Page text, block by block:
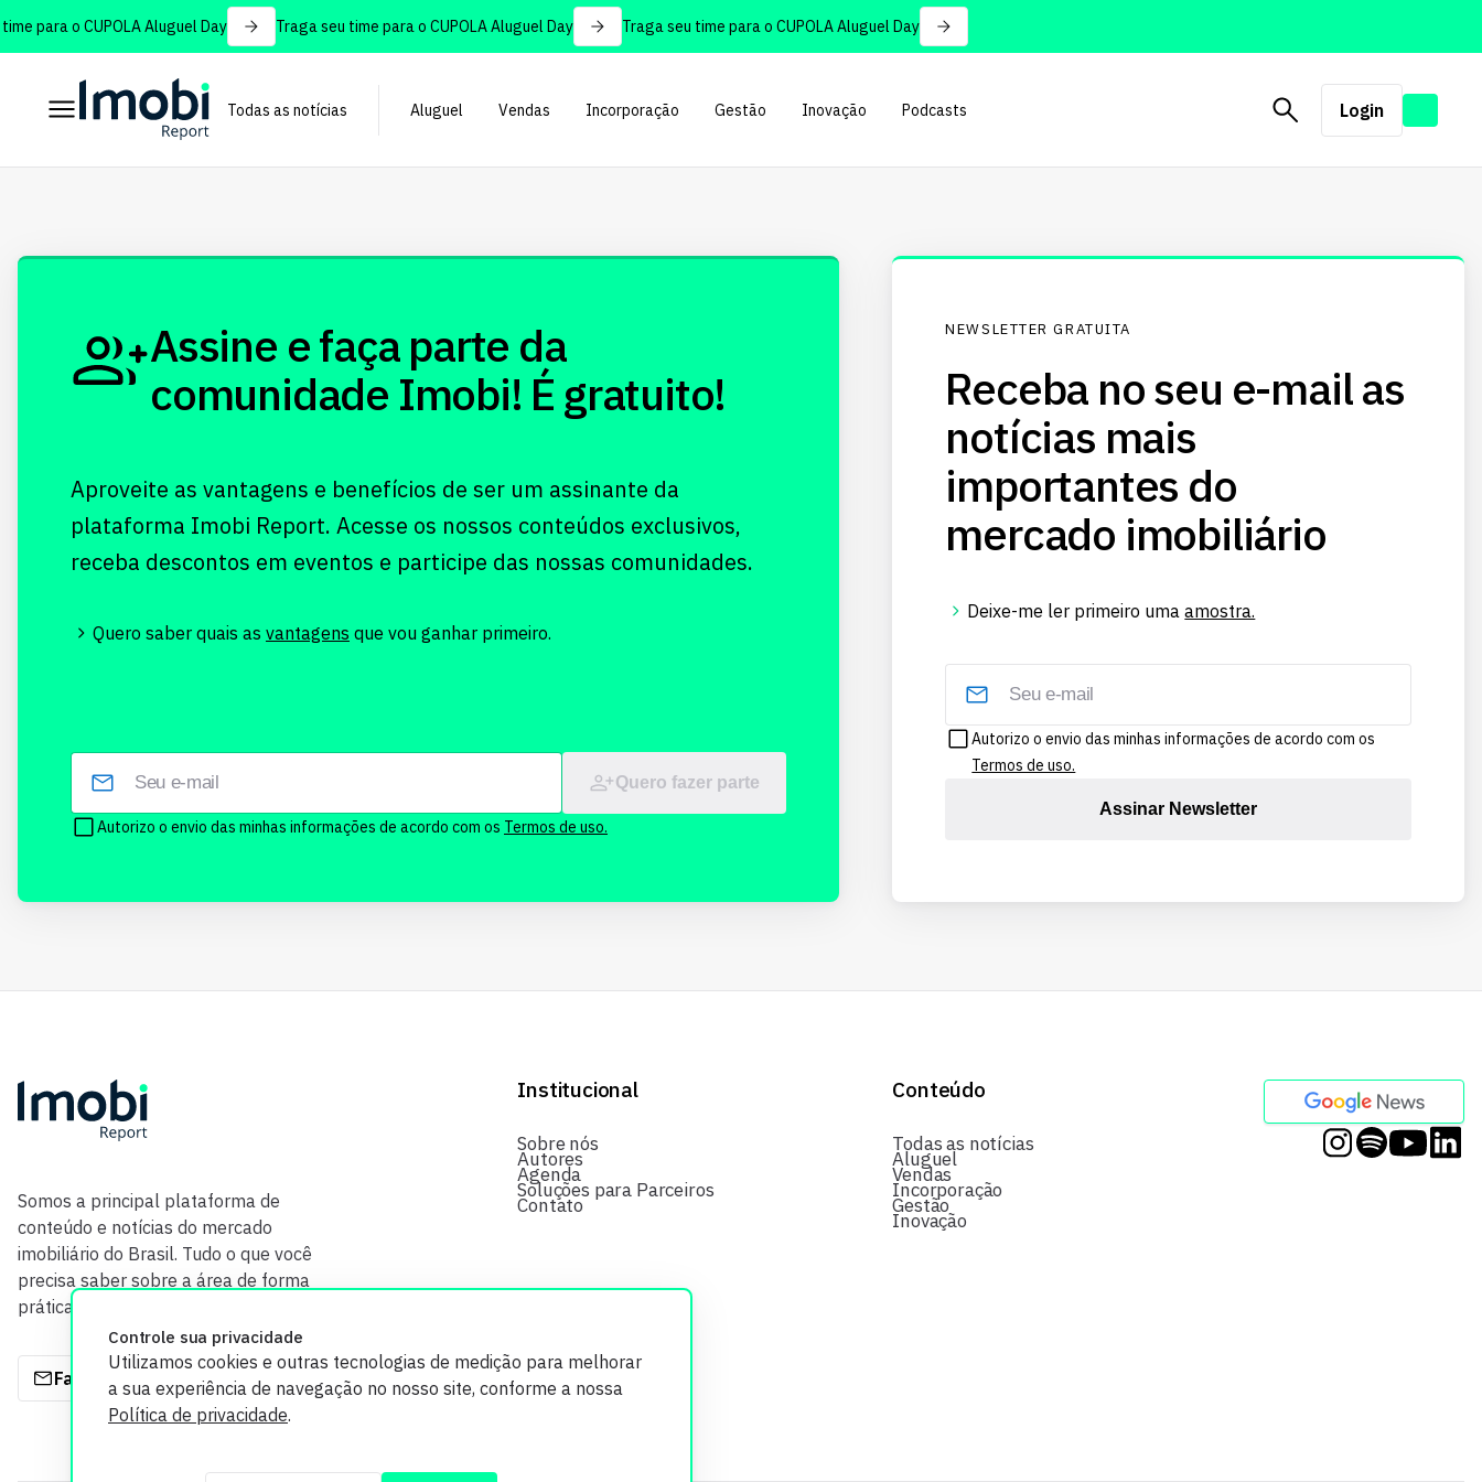
para o CUPOLA Aluguel Day Traga seu time para o CUPOLA Aluguel Day Traga seu time para o CUPOLA Aluguel Day
Todas as notícias Aluguel Vendas Incorporação Gestão Inovação Podcasts Login
Controle sua privacidade
Utilizamos cookies e outras tecnologias de medição para melhorar
a sua experiência de navegação no nosso site, conforme a nossa
Política de privacidade.
Assine e faça parte da
comunidade Imobi! É gratuito!
Aproveite as vantagens e benefícios de ser um assinante da
plataforma Imobi Report. Acesse os nossos conteúdos exclusivos,
receba descontos em eventos e participe das nossas comunidades.
Quero saber quais as vantagens que vou ganhar primeiro.
Quero fazer parte
Autorizo o envio das minhas informações de acordo com os Termos de uso.
NEWSLETTER GRATUITA
Receba no seu e-mail as
notícias mais
importantes do
mercado imobiliário
Deixe-me ler primeiro umaamostra.
Autorizo o envio das minhas informações de acordo com os
Termos de uso.
Assinar Newsletter
Somos a principal plataforma de
conteúdo e notícias do mercado
imobiliário do Brasil. Tudo o que você
precisa saber sobre a área de forma
prática e com credibilidade.
Fale com a gente
Institucional
Sobre nós
Autores
Agenda
Soluções para Parceiros
Contato
Conteúdo
Todas as notícias
Aluguel
Vendas
Incorporação
Gestão
Inovação